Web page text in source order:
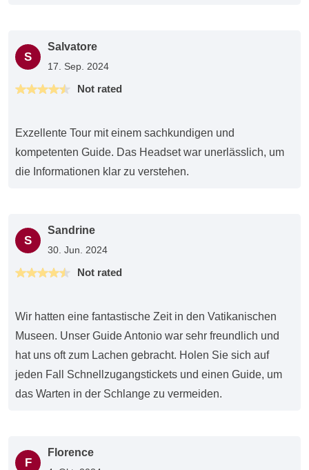
S
Salvatore
17. Sep. 2024
Not rated
Exzellente Tour mit einem sachkundigen und
kompetenten Guide. Das Headset war unerlässlich, um
die Informationen klar zu verstehen.
S
Sandrine
30. Jun. 2024
Not rated
Wir hatten eine fantastische Zeit in den Vatikanischen
Museen. Unser Guide Antonio war sehr freundlich und
hat uns oft zum Lachen gebracht. Holen Sie sich auf
jeden Fall Schnellzugangstickets und einen Guide, um
das Warten in der Schlange zu vermeiden.
F
Florence